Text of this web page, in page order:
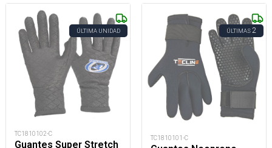
ÚLTIMA UNIDAD
TC1810102-C
Guantes Super Stretch
ÚLTIMAS2
TC1810101-C